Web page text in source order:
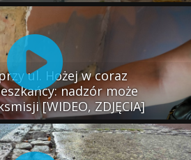
ul. Hożej w coraz
nadzór może
[WIDEO, ZDJĘCIA]